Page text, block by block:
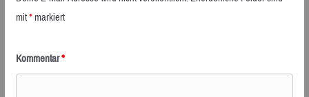
mit*markiert
Kommentar*